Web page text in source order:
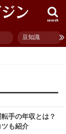
search
豆知識
手の年収とは？
も紹介